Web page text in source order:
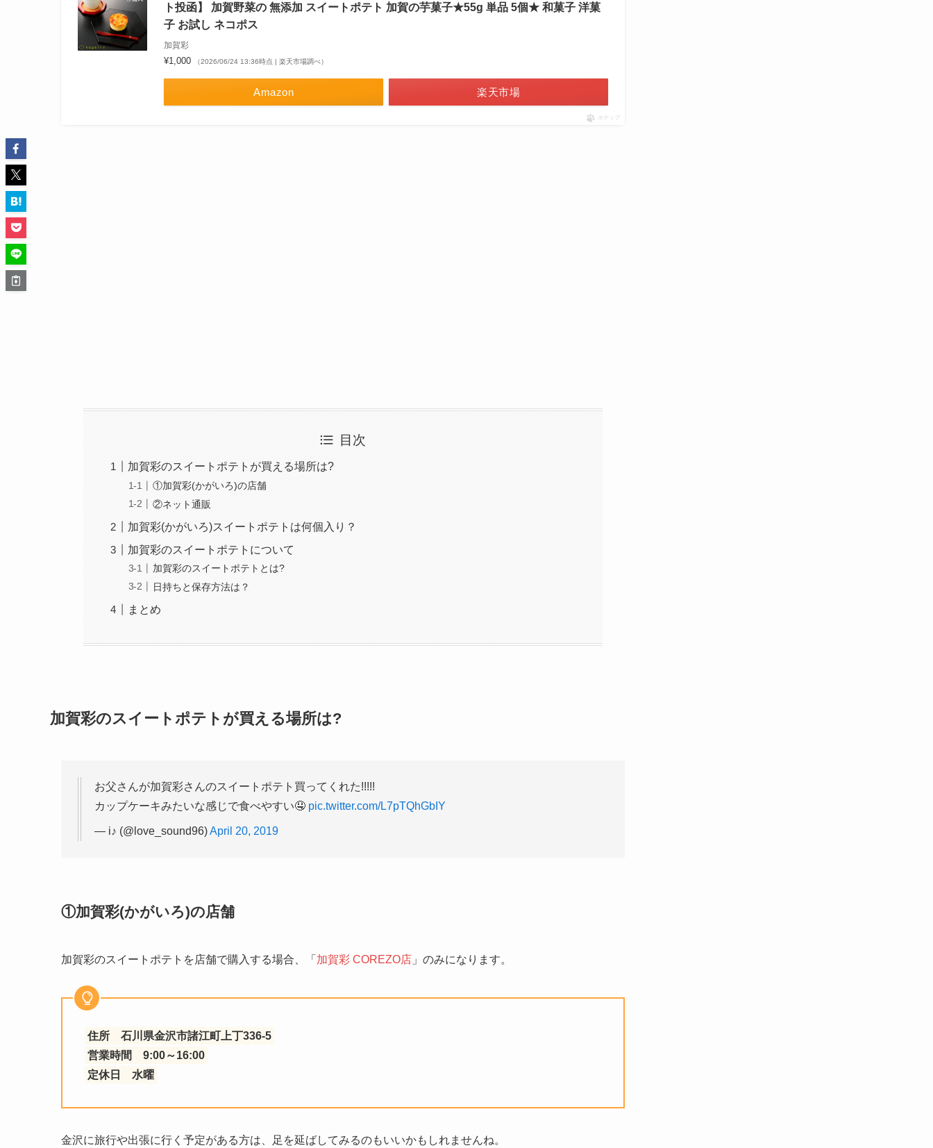
ト投函】 加賀野菜の 無添加 スイートポテト 加賀の芋菓子★55g 単品 5個★ 和菓子 洋菓
子 お試し ネコポス
加賀彩
¥1,000 （2026/06/24 13:36時点 | 楽天市場調べ）
Amazon 楽天市場
ポチップ
目次
加賀彩のスイートポテトが買える場所は?
①加賀彩(かがいろ)の店舗
②ネット通販
加賀彩(かがいろ)スイートポテトは何個入り？
加賀彩のスイートポテトについて
加賀彩のスイートポテトとは?
日持ちと保存方法は？
まとめ
加賀彩のスイートポテトが買える場所は?
お父さんが加賀彩さんのスイートポテト買ってくれた!!!!!
カップケーキみたいな感じで食べやすい🤤 pic.twitter.com/L7pTQhGbIY
— i♪ (@love_sound96)April 20, 2019
①加賀彩(かがいろ)の店舗
加賀彩のスイートポテトを店舗で購入する場合、「 加賀彩 COREZO店 」のみになります。
住所 石川県金沢市諸江町上丁336-5
営業時間 9:00～16:00
定休日 水曜
金沢に旅行や出張に行く予定がある方は、足を延ばしてみるのもいいかもしれませんね。